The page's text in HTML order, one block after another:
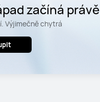
začíná právě
Výjimečně chytrá